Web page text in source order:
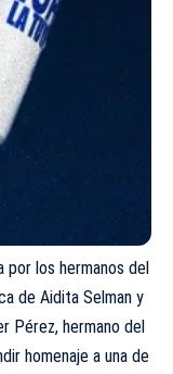
por los hermanos del
de Aidita Selman y
Pérez, hermano del
homenaje a una de